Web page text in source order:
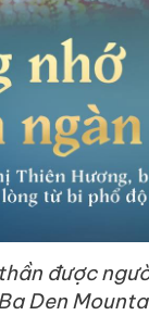
được
Den